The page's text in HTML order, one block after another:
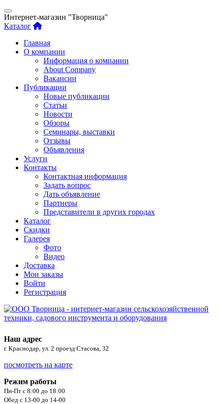
Интернет-магазин "Творница"
Каталог
Главная
О компании
Информация о компании
About Company
Вакансии
Публикации
Новые публикации
Статьи
Новости
Обзоры
Семинары, выставки
Отзывы
Объявления
Услуги
Контакты
Контактная информация
Задать вопрос
Дать объявление
Партнеры
Представители в других городах
Каталог
Скидки
Галерея
Фото
Видео
Доставка
Мои заказы
Войти
Регистрация
Наш адрес
г. Краснодар, ул. 2 проезд Стасова, 32
посмотреть на карте
Режим работы
Пн-Пт с 8:00 до 18:00
Обед с 13-00 до 14-00